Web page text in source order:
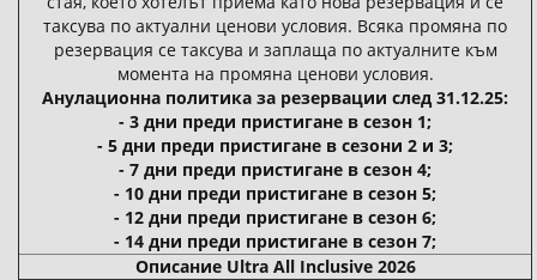
таксува по актуални ценови условия. Всяка промяна по
резервация се таксува и заплаща по актуалните към
момента на промяна ценови условия.
Анулационна политика за резервации след 31.12.25:
- 3 дни преди пристигане в сезон 1;
- 5 дни преди пристигане в сезони 2 и 3;
- 7 дни преди пристигане в сезон 4;
- 10 дни преди пристигане в сезон 5;
- 12 дни преди пристигане в сезон 6;
- 14 дни преди пристигане в сезон 7;
Описание Ultra All Inclusive 2026